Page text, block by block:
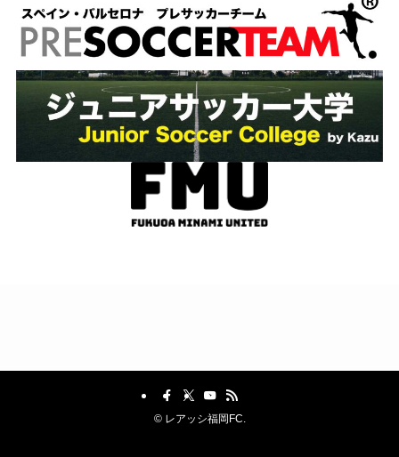
©レアッシ福岡FC.